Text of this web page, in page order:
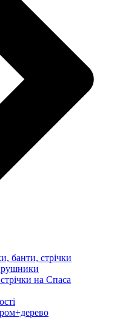
банти, стрічки
рушники
на Спаса